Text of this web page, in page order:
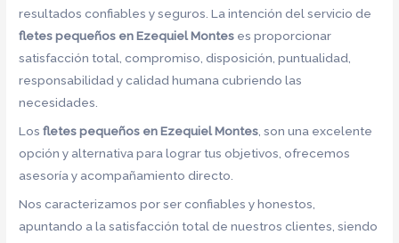
resultados confiables y seguros. La intención del servicio de
fletes pequeños en Ezequiel Montes es proporcionar
satisfacción total, compromiso, disposición, puntualidad,
responsabilidad y calidad humana cubriendo las
necesidades.
Losfletes pequeños en Ezequiel Montes , son una excelente
opción y alternativa para lograr tus objetivos, ofrecemos
asesoría y acompañamiento directo.
Nos caracterizamos por ser confiables y honestos,
apuntando a la satisfacción total de nuestros clientes, siendo